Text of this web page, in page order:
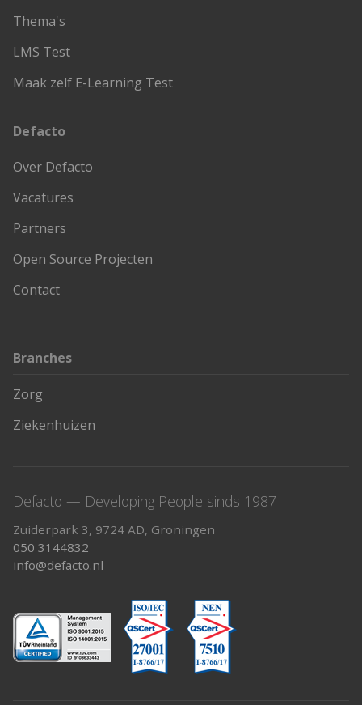
Thema's
LMS Test
Maak zelf E-Learning Test
Defacto
Over Defacto
Vacatures
Partners
Open Source Projecten
Contact
Branches
Zorg
Ziekenhuizen
Defacto — Developing People sinds 1987
Zuiderpark 3, 9724 AD, Groningen
050 3144832
info@defacto.nl